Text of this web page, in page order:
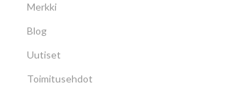
Merkki
Blog
Uutiset
Toimitusehdot